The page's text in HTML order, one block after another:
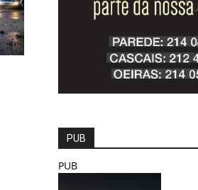
PUB
PUB